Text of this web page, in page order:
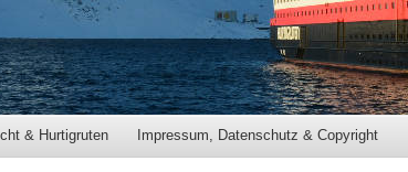
& Hurtigruten Impressum, Datenschutz & Copyright